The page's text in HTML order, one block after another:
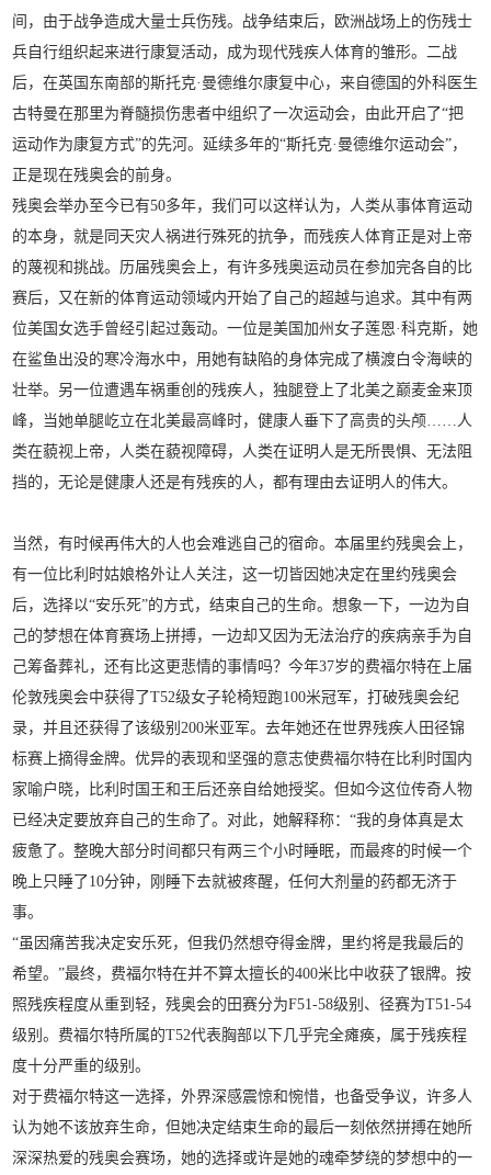
间，由于战争造成大量士兵伤残。战争结束后，欧洲战场上的伤残士
兵自行组织起来进行康复活动，成为现代残疾人体育的雏形。二战
后，在英国东南部的斯托克·曼德维尔康复中心，来自德国的外科医生
古特曼在那里为脊髓损伤患者中组织了一次运动会，由此开启了“把
运动作为康复方式”的先河。延续多年的“斯托克·曼德维尔运动会”，
正是现在残奥会的前身。
残奥会举办至今已有50多年，我们可以这样认为，人类从事体育运动
的本身，就是同天灾人祸进行殊死的抗争，而残疾人体育正是对上帝
的蔑视和挑战。历届残奥会上，有许多残奥运动员在参加完各自的比
赛后，又在新的体育运动领域内开始了自己的超越与追求。其中有两
位美国女选手曾经引起过轰动。一位是美国加州女子莲恩·科克斯，她
在鲨鱼出没的寒冷海水中，用她有缺陷的身体完成了横渡白令海峡的
壮举。另一位遭遇车祸重创的残疾人，独腿登上了北美之巅麦金来顶
峰，当她单腿屹立在北美最高峰时，健康人垂下了高贵的头颅……人
类在藐视上帝，人类在藐视障碍，人类在证明人是无所畏惧、无法阻
挡的，无论是健康人还是有残疾的人，都有理由去证明人的伟大。
当然，有时候再伟大的人也会难逃自己的宿命。本届里约残奥会上，
有一位比利时姑娘格外让人关注，这一切皆因她决定在里约残奥会
后，选择以“安乐死”的方式，结束自己的生命。想象一下，一边为自
己的梦想在体育赛场上拼搏，一边却又因为无法治疗的疾病亲手为自
己筹备葬礼，还有比这更悲情的事情吗？今年37岁的费福尔特在上届
伦敦残奥会中获得了T52级女子轮椅短跑100米冠军，打破残奥会纪
录，并且还获得了该级别200米亚军。去年她还在世界残疾人田径锦
标赛上摘得金牌。优异的表现和坚强的意志使费福尔特在比利时国内
家喻户晓，比利时国王和王后还亲自给她授奖。但如今这位传奇人物
已经决定要放弃自己的生命了。对此，她解释称：“我的身体真是太
疲惫了。整晚大部分时间都只有两三个小时睡眠，而最疼的时候一个
晚上只睡了10分钟，刚睡下去就被疼醒，任何大剂量的药都无济于
事。
“虽因痛苦我决定安乐死，但我仍然想夺得金牌，里约将是我最后的
希望。”最终，费福尔特在并不算太擅长的400米比中收获了银牌。按
照残疾程度从重到轻，残奥会的田赛分为F51-58级别、径赛为T51-54
级别。费福尔特所属的T52代表胸部以下几乎完全瘫痪，属于残疾程
度十分严重的级别。
对于费福尔特这一选择，外界深感震惊和惋惜，也备受争议，许多人
认为她不该放弃生命，但她决定结束生命的最后一刻依然拼搏在她所
深深热爱的残奥会赛场，她的选择或许是她的魂牵梦绕的梦想中的一